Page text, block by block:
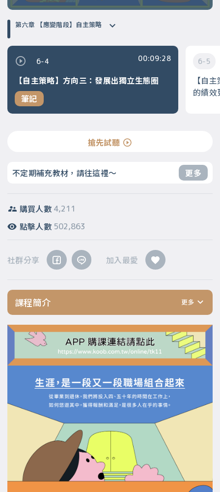
第六章 【應變階段】自主策略
6-4
【自主策略】方向三：發展出獨立生態圈
筆記
00:09:28 6-5
【自
的績效
搶先試聽
不定期補充教材，請往這裡～ 更多
購買人數 4,211
點擊人數 502,863
社群分享 加入最愛
課程簡介